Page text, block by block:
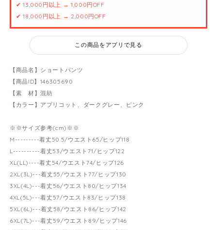
✔ 13,000円以上 → 1,000円OFF
✔ 18,000円以上 → 2,000円OFF
この商品をアプリで見る
【商品名】ショートパンツ
【商品ID】146305690
【素 材】混紡
【カラー】アプリコット、ダークグレー、ピンク
※※サイズ参考(cm)※※
M---------着丈50.5/ウエスト65/ヒップ118
L----------着丈53/ウエスト71/ヒップ122
XL(LL)----着丈54/ウエスト74/ヒップ126
2XL(3L)---着丈55/ウエスト77/ヒップ130
3XL(4L)---着丈56/ウエスト80/ヒップ134
4XL(5L)---着丈57/ウエスト83/ヒップ138
5XL(6L)---着丈58/ウエスト86/ヒップ142
6XL(7L)---着丈59/ウエスト89/ヒップ146